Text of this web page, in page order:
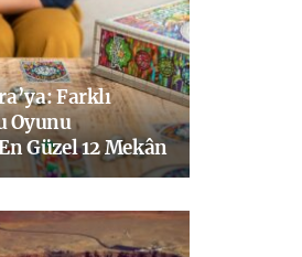
Farklı
Oyunu
Güzel 12 Mekân